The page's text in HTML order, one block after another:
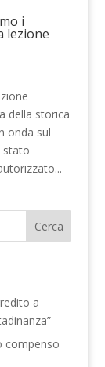
i
lezione
della storica
onda sul
stato
Cerca
a
compenso